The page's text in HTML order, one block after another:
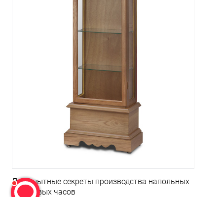
Любопытные секреты производства напольных
кварцевых часов